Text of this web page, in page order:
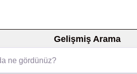
Gelişmiş Arama